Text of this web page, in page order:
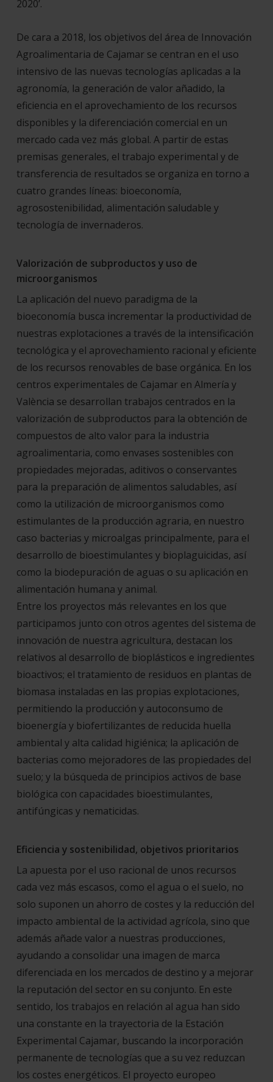
2020’.
De cara a 2018, los objetivos del área de Innovación
Agroalimentaria de Cajamar se centran en el uso
intensivo de las nuevas tecnologías aplicadas a la
agronomía, la generación de valor añadido, la
eficiencia en el aprovechamiento de los recursos
disponibles y la diferenciación comercial en un
mercado cada vez más global. A partir de estas
premisas generales, el trabajo experimental y de
transferencia de resultados se organiza en torno a
cuatro grandes líneas: bioeconomía,
agrosostenibilidad, alimentación saludable y
tecnología de invernaderos.
Valorización de subproductos y uso de
microorganismos
La aplicación del nuevo paradigma de la
bioeconomía busca incrementar la productividad de
nuestras explotaciones a través de la intensificación
tecnológica y el aprovechamiento racional y eficiente
de los recursos renovables de base orgánica. En los
centros experimentales de Cajamar en Almería y
València se desarrollan trabajos centrados en la
valorización de subproductos para la obtención de
compuestos de alto valor para la industria
agroalimentaria, como envases sostenibles con
propiedades mejoradas, aditivos o conservantes
para la preparación de alimentos saludables, así
como la utilización de microorganismos como
estimulantes de la producción agraria, en nuestro
caso bacterias y microalgas principalmente, para el
desarrollo de bioestimulantes y bioplaguicidas, así
como la biodepuración de aguas o su aplicación en
alimentación humana y animal.
Entre los proyectos más relevantes en los que
participamos junto con otros agentes del sistema de
innovación de nuestra agricultura, destacan los
relativos al desarrollo de bioplásticos e ingredientes
bioactivos; el tratamiento de residuos en plantas de
biomasa instaladas en las propias explotaciones,
permitiendo la producción y autoconsumo de
bioenergía y biofertilizantes de reducida huella
ambiental y alta calidad higiénica; la aplicación de
bacterias como mejoradores de las propiedades del
suelo; y la búsqueda de principios activos de base
biológica con capacidades bioestimulantes,
antifúngicas y nematicidas.
Eficiencia y sostenibilidad, objetivos prioritarios
La apuesta por el uso racional de unos recursos
cada vez más escasos, como el agua o el suelo, no
solo suponen un ahorro de costes y la reducción del
impacto ambiental de la actividad agrícola, sino que
además añade valor a nuestras producciones,
ayudando a consolidar una imagen de marca
diferenciada en los mercados de destino y a mejorar
la reputación del sector en su conjunto. En este
sentido, los trabajos en relación al agua han sido
una constante en la trayectoria de la Estación
Experimental Cajamar, buscando la incorporación
permanente de tecnologías que a su vez reduzcan
los costes energéticos. El proyecto europeo